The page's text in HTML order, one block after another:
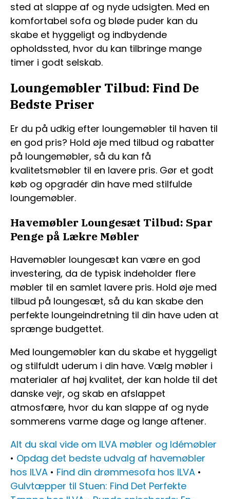
sted at slappe af og nyde udsigten. Med en
komfortabel sofa og bløde puder kan du
skabe et hyggeligt og indbydende
opholdssted, hvor du kan tilbringe mange
timer i godt selskab.
Loungemøbler Tilbud: Find De
Bedste Priser
Er du på udkig efter loungemøbler til haven til
en god pris? Hold øje med tilbud og rabatter
på loungemøbler, så du kan få
kvalitetsmøbler til en lavere pris. Gør et godt
køb og opgradér din have med stilfulde
loungemøbler.
Havemøbler Loungesæt Tilbud: Spar
Penge på Lækre Møbler
Havemøbler loungesæt kan være en god
investering, da de typisk indeholder flere
møbler til en samlet lavere pris. Hold øje med
tilbud på loungesæt, så du kan skabe den
perfekte loungeindretning til din have uden at
sprænge budgettet.
Med loungemøbler kan du skabe et hyggeligt
og stilfuldt uderum i din have. Vælg møbler i
materialer af høj kvalitet, der kan holde til det
danske vejr, og skab en afslappet
atmosfære, hvor du kan slappe af og nyde
sommerens varme dage og lange aftener.
Alt du skal vide om ILVA møbler og Idémøbler
• Opdag det bedste udvalg af havemøbler
hos ILVA • Find din drømmesofa hos ILVA •
Gulvtæpper til Stuen: Find Det Perfekte